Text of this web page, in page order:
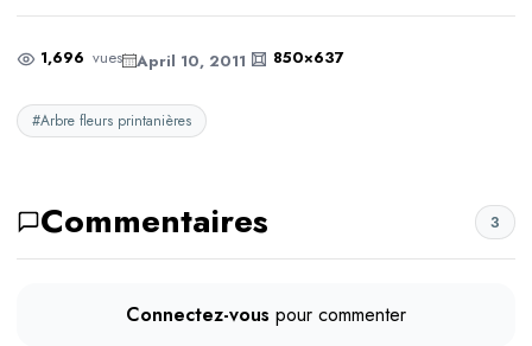
1,696 vues April 10, 2011 850×637
#Arbre fleurs printanières
Commentaires 3
Connectez-vous pour commenter